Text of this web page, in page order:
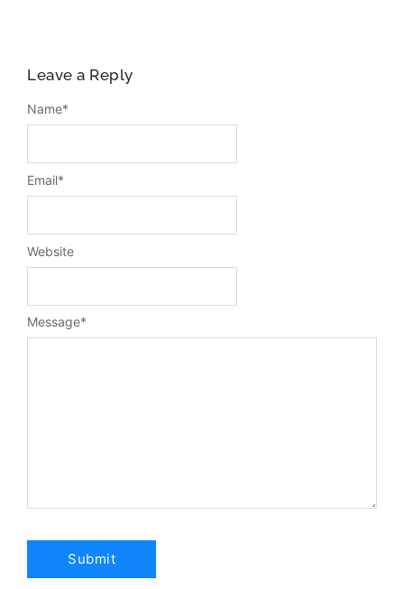
Leave a Reply
Message*
Name*
Email*
Website